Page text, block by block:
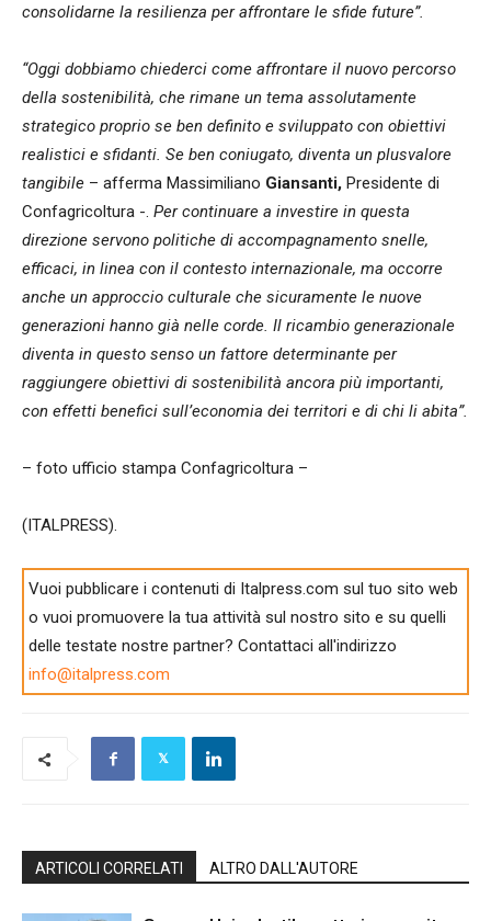
consolidarne la resilienza per affrontare le sfide future”.
“Oggi dobbiamo chiederci come affrontare il nuovo percorso
della sostenibilità, che rimane un tema assolutamente
strategico proprio se ben definito e sviluppato con obiettivi
realistici e sfidanti. Se ben coniugato, diventa un plusvalore
tangibile – afferma Massimiliano Giansanti, Presidente di
Confagricoltura -. Per continuare a investire in questa
direzione servono politiche di accompagnamento snelle,
efficaci, in linea con il contesto internazionale, ma occorre
anche un approccio culturale che sicuramente le nuove
generazioni hanno già nelle corde. Il ricambio generazionale
diventa in questo senso un fattore determinante per
raggiungere obiettivi di sostenibilità ancora più importanti,
con effetti benefici sull’economia dei territori e di chi li abita”.
– foto ufficio stampa Confagricoltura –
(ITALPRESS).
Vuoi pubblicare i contenuti di Italpress.com sul tuo sito web
o vuoi promuovere la tua attività sul nostro sito e su quelli
delle testate nostre partner? Contattaci all'indirizzo
info@italpress.com
ARTICOLI CORRELATI ALTRO DALL'AUTORE